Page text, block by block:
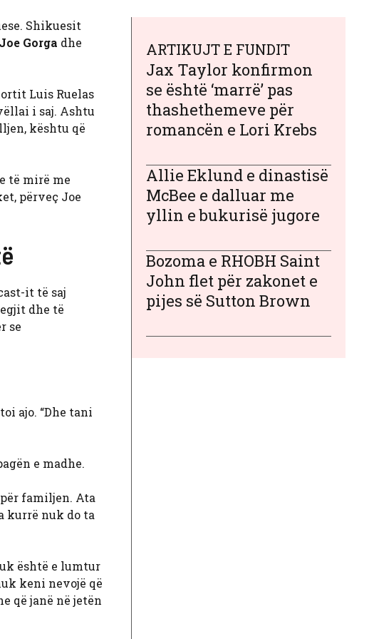
Shikuesit
Joe Gorga dhe
Luis Ruelas
i saj. Ashtu
kështu që
të mirë me
përveç Joe
it të saj
dhe të
se
ajo. “Dhe tani
e madhe.
familjen. Ata
kurrë nuk do ta
është e lumtur
keni nevojë që
që janë në jetën
ARTIKUJT E FUNDIT
Jax Taylor konfirmon
se është ‘marrë’ pas
thashethemeve për
romancën e Lori Krebs
Allie Eklund e dinastisë
McBee e dalluar me
yllin e bukurisë jugore
Bozoma e RHOBH Saint
John flet për zakonet e
pijes së Sutton Brown